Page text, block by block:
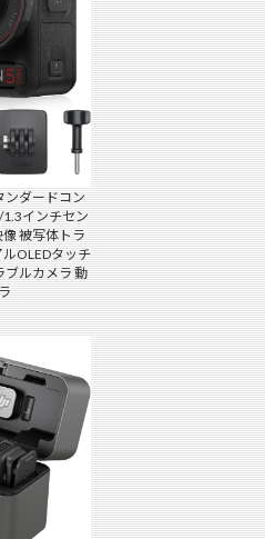
ンダードコン
インチセン
被写体トラ
OLEDタッチ
ブルカメラ 動